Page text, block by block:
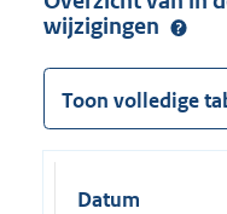
wijzigingen
Toon volledige
Datum